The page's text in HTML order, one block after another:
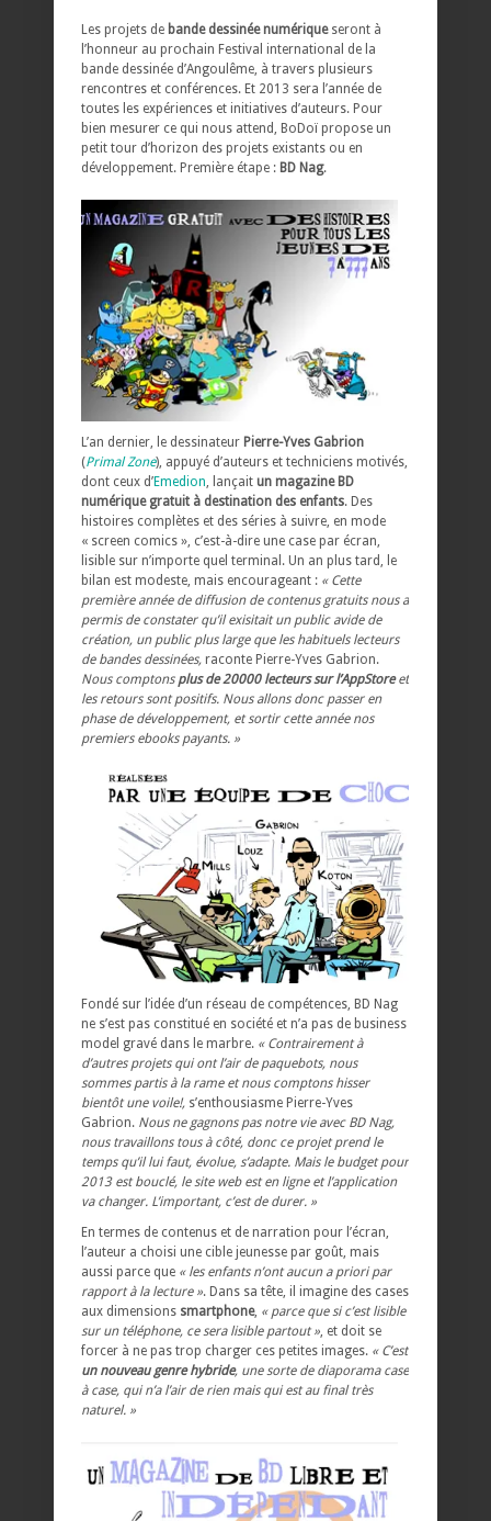
Les projets de bande dessinée numériqueseront à
l’honneur au prochain Festival international de la
bande dessinée d’Angoulême, à travers plusieurs
rencontres et conférences. Et 2013 sera l’année de
toutes les expériences et initiatives d’auteurs. Pour
bien mesurer ce qui nous attend, BoDoï propose un
petit tour d’horizon des projets existants ou en
développement. Première étape : BD Nag.
L’an dernier, le dessinateur Pierre-Yves Gabrion
(Primal Zone), appuyé d’auteurs et techniciens motivés,
dont ceux d’Emedion, lançait un magazine BD
numérique gratuit à destination des enfants. Des
histoires complètes et des séries à suivre, en mode
« screen comics », c’est-à-dire une case par écran,
lisible sur n’importe quel terminal. Un an plus tard, le
bilan est modeste, mais encourageant : « Cette
première année de diffusion de contenus gratuits nous a
permis de constater qu’il exisitait un public avide de
création, un public plus large que les habituels lecteurs
de bandes dessinées, raconte Pierre-Yves Gabrion.
Nous comptons plus de 20000 lecteurs sur l’AppStoreet
les retours sont positifs. Nous allons donc passer en
phase de développement, et sortir cette année nos
premiers ebooks payants. »
Fondé sur l’idée d’un réseau de compétences, BD Nag
ne s’est pas constitué en société et n’a pas de business
model gravé dans le marbre. « Contrairement à
d’autres projets qui ont l’air de paquebots, nous
sommes partis à la rame et nous comptons hisser
bientôt une voile!, s’enthousiasme Pierre-Yves
Gabrion. Nous ne gagnons pas notre vie avec BD Nag,
nous travaillons tous à côté, donc ce projet prend le
temps qu’il lui faut, évolue, s’adapte. Mais le budget pour
2013 est bouclé, le site web est en ligne et l’application
va changer. L’important, c’est de durer. »
En termes de contenus et de narration pour l’écran,
l’auteur a choisi une cible jeunesse par goût, mais
aussi parce que « les enfants n’ont aucun a priori par
rapport à la lecture ». Dans sa tête, il imagine des cases
aux dimensions smartphone, « parce que si c’est lisible
sur un téléphone, ce sera lisible partout » , et doit se
forcer à ne pas trop charger ces petites images. « C’est
un nouveau genre hybride, une sorte de diaporama case
à case, qui n’a l’air de rien mais qui est au final très
naturel. »